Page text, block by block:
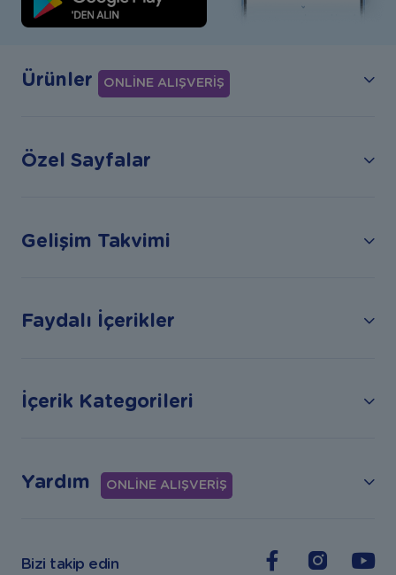
Ürünler ONLİNE ALIŞVERİŞ
Özel Sayfalar
Gelişim Takvimi
Faydalı İçerikler
İçerik Kategorileri
Yardım ONLİNE ALIŞVERİŞ
Bizi takip edin